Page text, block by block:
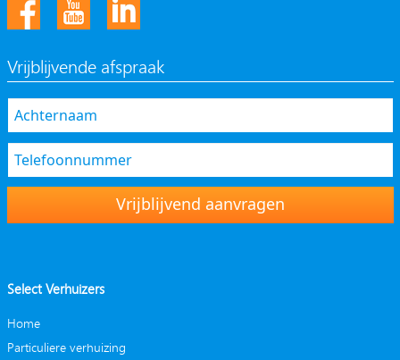
Vrijblijvende afspraak
Vrijblijvend aanvragen
Select Verhuizers
Home
Particuliere verhuizing